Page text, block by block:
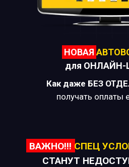
Как даже БЕЗ
получать оплаты
НОВАЯ
для
ВАЖНО!!! СПЕЦ
СТАНУТ